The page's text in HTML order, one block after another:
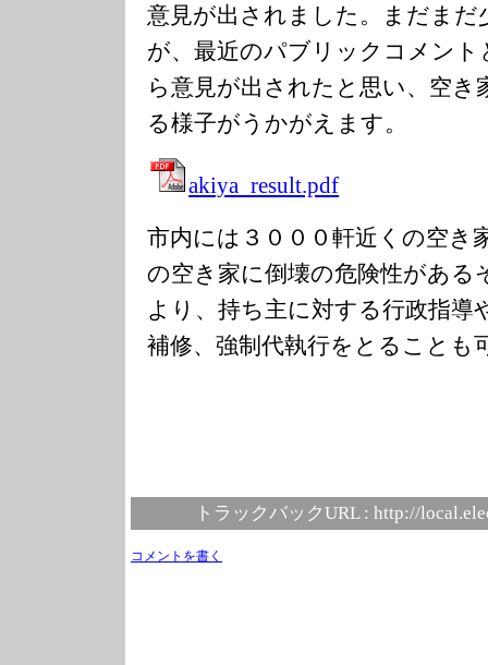
意見が出されました。まだま
が、最近のパブリックコメン
ら意見が出されたと思い、空き
る様子がうかがえます。
akiya_result.pdf
市内には３０００軒近くの空き
の空き家に倒壊の危険性がある
より、持ち主に対する行政指導
補修、強制代執行をとることも
トラックバックURL : http://
コメントを書く